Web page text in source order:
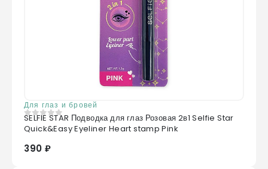
Для глаз и бровей
0из 5
SELFIE STAR Подводка для глаз Розовая 2в1 Selfie Star
Quick&Easy Eyeliner Heart stamp Pink
390 ₽